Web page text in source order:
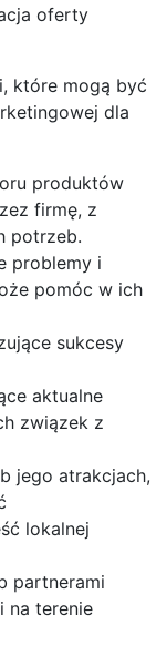
oferty
które mogą być
dla
produktów
firmę, z
potrzeb.
problemy i
pomóc w ich
sukcesy
aktualne
związek z
jego atrakcjach,
lokalnej
partnerami
na terenie